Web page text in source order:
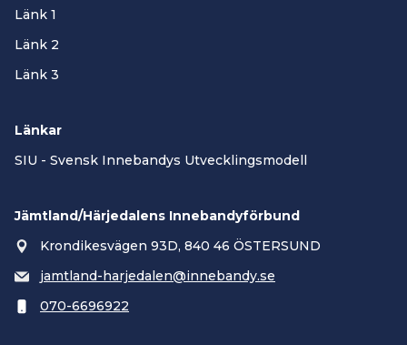
Länk 1
Länk 2
Länk 3
Länkar
SIU - Svensk Innebandys Utvecklingsmodell
Jämtland/Härjedalens Innebandyförbund
Krondikesvägen 93D, 840 46 ÖSTERSUND
jamtland-harjedalen@innebandy.se
070-6696922